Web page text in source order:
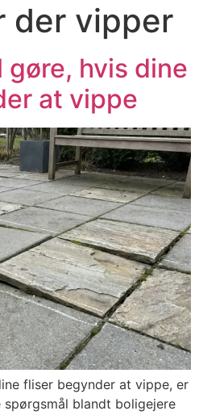
der vipper
gøre, hvis dine
at vippe
fliser begynder at vippe, er
blandt boligejere